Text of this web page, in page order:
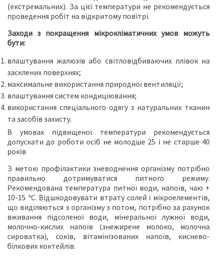
(екстремальних). За цієї температури не рекомендується
проведення робіт на відкритому повітрі.
Заходи з покращення мікрокліматичних умов можуть
бути:
влаштування жалюзів або світловідбиваючих плівок на
засклених поверхнях;
максимальне використання природної вентиляції;
влаштування систем кондиціювання;
використання спеціального одягу з натуральних тканин
та засобів захисту.
В умовах підвищеної температури рекомендується
допускати до роботи осіб не молодше 25 і не старше 40
років
З метою профілактики зневоднення організму потрібно
правильно дотримуватися питного режиму.
Рекомендована температура питної води, напоїв, чаю +
10-15 ºС. Відшкодовувати втрату солей і мікроелементів,
що виділяються з організму з потом, потрібно за рахунок
вживання підсоленої води, мінеральної лужної води,
молочно-кислих напоїв (знежирене молоко, молочна
сироватка), соків, вітамінізованих напоїв, киснево-
білкових коктейлів.